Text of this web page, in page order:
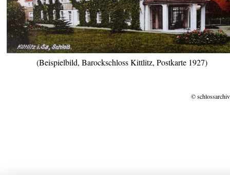
(Beispielbild, Barockschloss Kittlitz, Postkarte 1927)
©